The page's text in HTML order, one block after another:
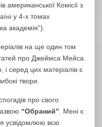
американської Комісії з
у 4-х томах
академія”).
на ще один том
про Джеймса Мейса.
серед цих матеріалів є
твори.
про свого
“Обраний” . Мені є
я усвідомлюю всю